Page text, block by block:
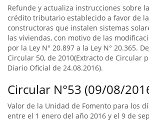
Refunde y actualiza instrucciones sobre
crédito tributario establecido a favor de
constructoras que instalen sistemas
las viviendas, con motivo de las
por la Ley N° 20.897 a la Ley N° 20.365.
Circular 50, de 2010(Extracto de Circular
Diario Oficial de 24.08.2016).
Circular N°53 (09/08/
Valor de la Unidad de Fomento para los
entre el 1 enero del año 2016 y el 9 de